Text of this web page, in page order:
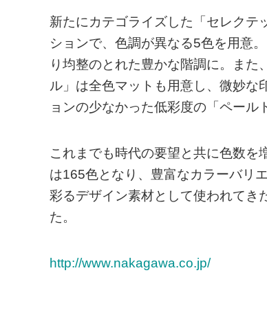
新たにカテゴライズした「セレクテ
ションで、色調が異なる5色を用意
り均整のとれた豊かな階調に。ま
ル」は全色マットも用意し、微妙な
ョンの少なかった低彩度の「ペール
これまでも時代の要望と共に色数
は165色となり、豊富なカラーバリ
彩るデザイン素材として使われてき
た。
http://www.nakagawa.co.jp/